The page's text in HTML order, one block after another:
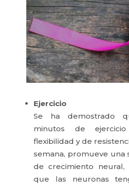
Ejercicio
Se ha demostrado
minutos de
flexibilidad y de
semana, promueve una
de crecimiento
que las neuronas